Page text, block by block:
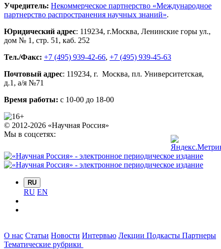
Учредитель: Некоммерческое партнерство «Международное
партнерство распространения научных знаний».
Юридический адрес: 119234, г.Москва, Ленинские горы ул.,
дом № 1, стр. 51 , каб. 252
Тел./Факс: +7 (495) 939-42-66, +7 (495) 939-45-63
Почтовый адрес: 119234, г. Москва, пл. Университетская,
д.1 , а/я №71
Время работы: с 10-00 до 18-00
© 2012-2026 «Научная Россия»
Мы в соцсетях:
RU
RU EN
О нас Статьи Новости Интервью Лекции Подкасты Партнеры
Тематические рубрики